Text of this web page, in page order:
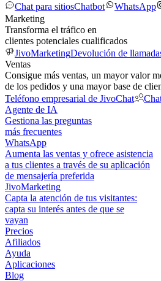
Chat para sitiosChatbot WhatsApp
Marketing
Transforma el tráfico en
clientes potenciales cualificados
JivoMarketingDevolución de
Ventas
Consigue más ventas, un mayor valor
de los pedidos y una mayor base de
Teléfono empresarial de JivoChat
Agente de IA
Gestiona las preguntas
más frecuentes
WhatsApp
Aumenta las ventas y ofrece asistencia
a tus clientes a través de su aplicación
de mensajería preferida
JivoMarketing
Capta la atención de tus visitantes:
capta su interés antes de que se
vayan
Precios
Afiliados
Ayuda
Aplicaciones
Blog